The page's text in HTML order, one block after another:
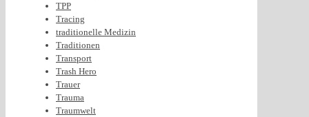
TPP
Tracing
traditionelle Medizin
Traditionen
Transport
Trash Hero
Trauer
Trauma
Traumwelt